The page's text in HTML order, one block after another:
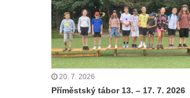
20. 7. 2026
Příměstský tábor 13. – 17. 7. 2026